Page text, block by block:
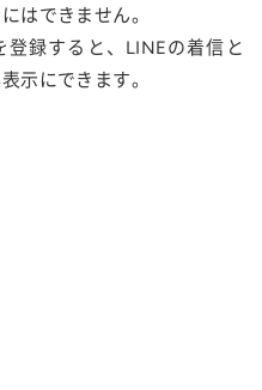
はできません。
登録すると、LINEの着信と
示にできます。